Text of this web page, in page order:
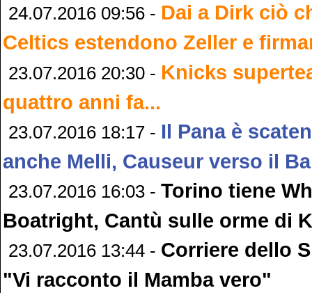
24.07.2016 09:56 - Dai a Dirk ciò
Celtics estendono Zeller e
23.07.2016 20:30 - Knicks
quattro anni fa...
23.07.2016 18:17 - Il Pana è
anche Melli, Causeur verso il
23.07.2016 16:03 - Torino tiene
Boatright, Cantù sulle orme di
23.07.2016 13:44 - Corriere dello
"Vi racconto il Mamba vero"